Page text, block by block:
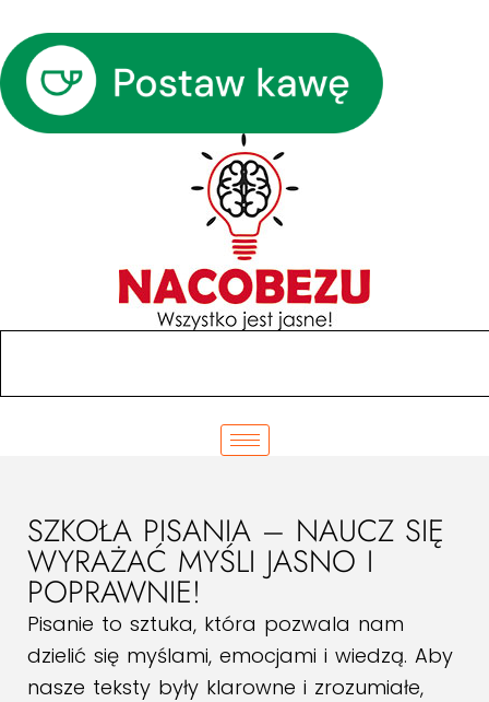
SZKOŁA PISANIA – NAUCZ SIĘ
WYRAŻAĆ MYŚLI JASNO I
POPRAWNIE!
Pisanie to sztuka, która pozwala nam
dzielić się myślami, emocjami i wiedzą. Aby
nasze teksty były klarowne i zrozumiałe,